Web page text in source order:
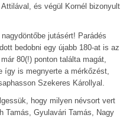
és végül Kornél bizonyult
jutásért! Parádés
bedobni egy újabb 180-at is az
80(!) ponton találta magát,
így is megnyerte a mérkőzést,
Szekeres Károllyal.
hogy milyen névsort vert
Tamás, Gyulavári Tamás, Nagy